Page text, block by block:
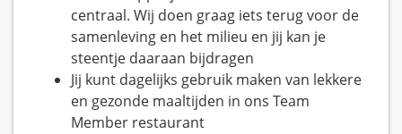
centraal. Wij doen graag iets terug voor de
samenleving en het milieu en jij kan je
steentje daaraan bijdragen
Jij kunt dagelijks gebruik maken van lekkere
en gezonde maaltijden in ons Team
Member restaurant